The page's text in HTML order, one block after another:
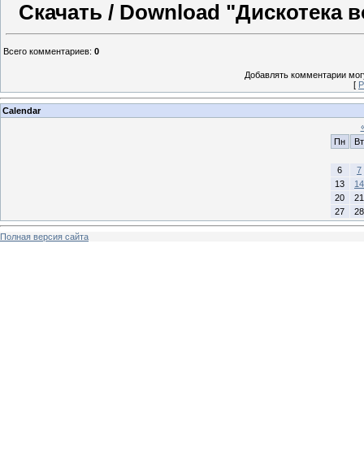
Скачать / Download "Дискотека
Всего комментариев: 0
Добавлять комментарии
[
Calendar
Пн
Вт
6
7
13
14
20
21
27
28
Полная версия сайта